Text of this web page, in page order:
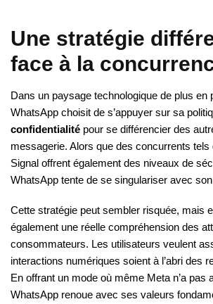
Une stratégie
face à la
Dans un paysage technologique de plus en
WhatsApp choisit de s’appuyer sur sa
confidentialité pour se différencier des
messagerie. Alors que des concurrents tels
Signal offrent également des niveaux de
WhatsApp tente de se singulariser avec
Cette stratégie peut sembler risquée, mais
également une réelle compréhension des
consommateurs. Les utilisateurs veulent
interactions numériques soient à l’abri des
En offrant un mode où même Meta n’a pas
WhatsApp renoue avec ses valeurs